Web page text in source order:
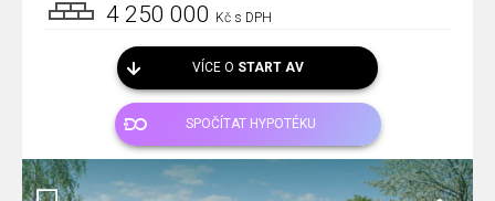
4 250 000 Kč s DPH
VÍCE O START AV
SPOČÍTAT HYPOTÉKU